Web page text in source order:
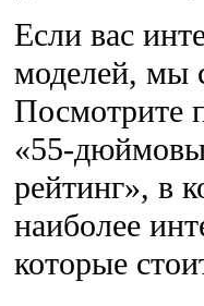
Если вас
моделей, мы
Посмотрите
«55-
рейтинг», в
наиболее
которые